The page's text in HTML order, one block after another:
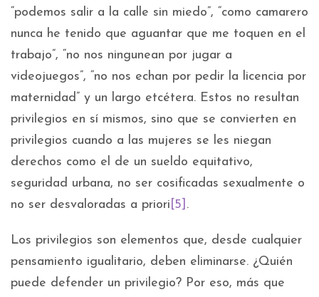
“podemos salir a la calle sin miedo”, “como camarero
nunca he tenido que aguantar que me toquen en el
trabajo”, “no nos ningunean por jugar a
videojuegos”, “no nos echan por pedir la licencia por
maternidad” y un largo etcétera. Estos no resultan
privilegios en sí mismos, sino que se convierten en
privilegios cuando a las mujeres se les niegan
derechos como el de un sueldo equitativo,
seguridad urbana, no ser cosificadas sexualmente o
no ser desvaloradas a priori [5] .
Los privilegios son elementos que, desde cualquier
pensamiento igualitario, deben eliminarse. ¿Quién
puede defender un privilegio? Por eso, más que